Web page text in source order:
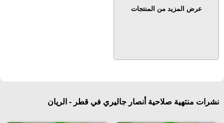
عرض المزيد من المنتجات
نشرات منتهية صلاحية أنصار جاليري في قطر - الريان